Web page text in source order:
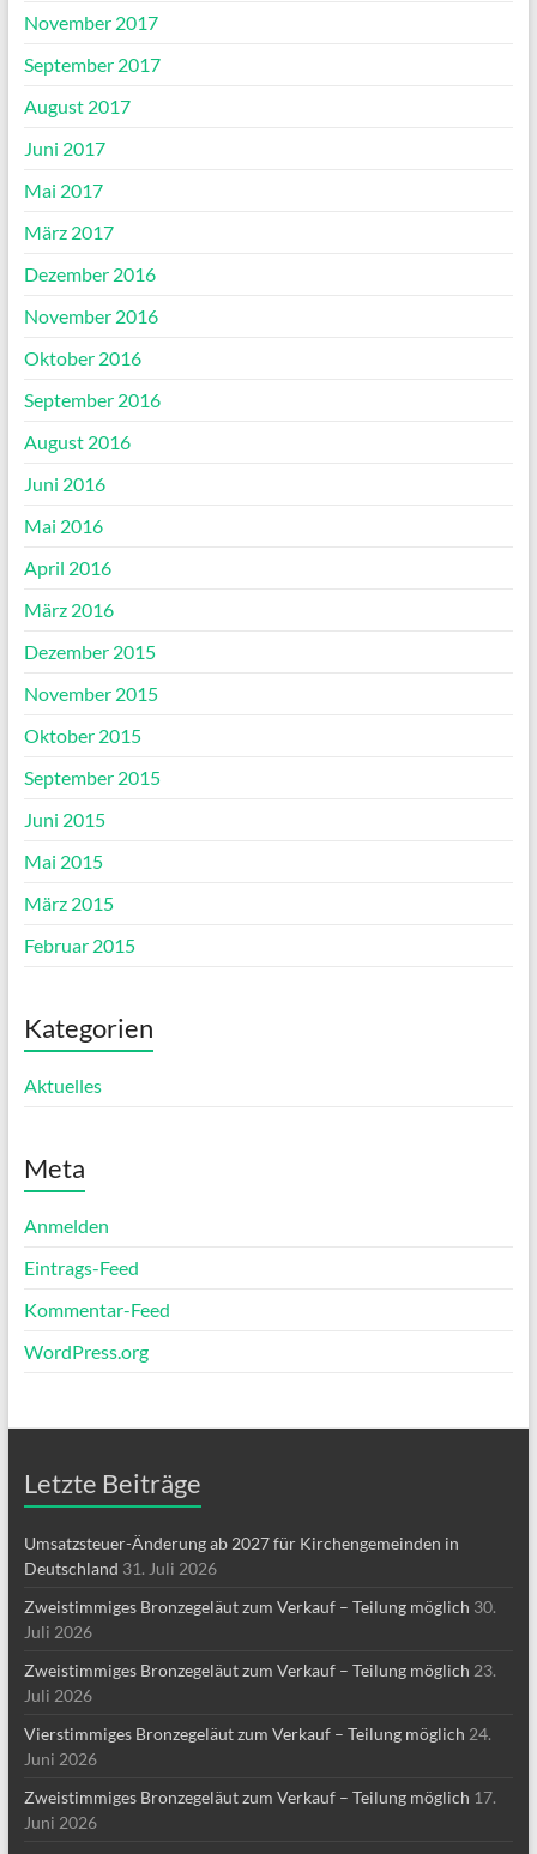
November 2017
September 2017
August 2017
Juni 2017
Mai 2017
März 2017
Dezember 2016
November 2016
Oktober 2016
September 2016
August 2016
Juni 2016
Mai 2016
April 2016
März 2016
Dezember 2015
November 2015
Oktober 2015
September 2015
Juni 2015
Mai 2015
März 2015
Februar 2015
Kategorien
Aktuelles
Meta
Anmelden
Eintrags-Feed
Kommentar-Feed
WordPress.org
Letzte Beiträge
Umsatzsteuer-Änderung ab 2027 für Kirchengemeinden in
Deutschland 31. Juli 2026
Zweistimmiges Bronzegeläut zum Verkauf – Teilung möglich 30.
Juli 2026
Zweistimmiges Bronzegeläut zum Verkauf – Teilung möglich 23.
Juli 2026
Vierstimmiges Bronzegeläut zum Verkauf – Teilung möglich 24.
Juni 2026
Zweistimmiges Bronzegeläut zum Verkauf – Teilung möglich 17.
Juni 2026